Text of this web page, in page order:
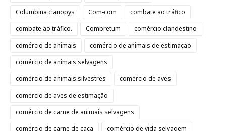
Columbina cianopys
Com-com
combate ao tráfico
combate ao tráfico.
Combretum
comércio clandestino
comércio de animais
comércio de animais de estimação
comércio de animais selvagens
comércio de animais silvestres
comércio de aves
comércio de aves de estimação
comércio de carne de animais selvagens
comércio de carne de caça
comércio de vida selvagem